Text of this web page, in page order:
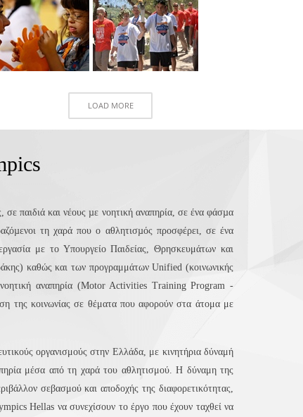
LOAD MORE
παιδιά και νέους µε νοητική αναπηρία, σε ένα φάσµα
τη χαρά που ο αθλητισµός προσφέρει, σε ένα
με το Υπουργείο Παιδείας, Θρησκευμάτων και
καθώς και των προγραμμάτων Unified (κοινωνικής
νοητική αναπηρία (Motor Activities Training Program -
της κοινωνίας σε θέματα που αφορούν στα άτομα με
οργανισμούς στην Ελλάδα, με κινητήρια δύναμή
μέσα από τη χαρά του αθλητισμού. Η δύναμη της
σεβασμού και αποδοχής της διαφορετικότητας,
Hellas να συνεχίσουν το έργο που έχουν ταχθεί να